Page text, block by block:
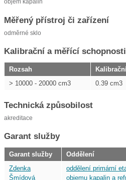
objem kapalin
Měřený přístroj či zařízení
odměrné sklo
Kalibrační a měřící schopnosti
Rozsah
> 10000 - 20000 cm3
0.39 cm3
Technická způsobilost
akreditace
Garant služby
Garant služby
Oddělení
Zdenka
Šmídová
oddělení primární
objemu kapalin a